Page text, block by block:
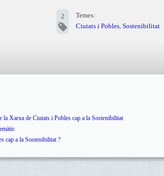
2
Temes:
Ciutats i Pobles, Sostenibilitat
Xarxa de Ciutats i Pobles cap a la Sostenibilitat
cap a la Sostenibilitat ?